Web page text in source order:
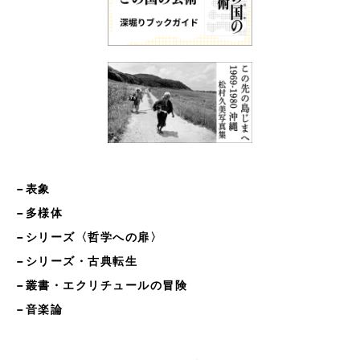
−表象
−多様体
−シリーズ〈哲学への扉〉
−シリーズ・古典転生
−叢書・エクリチュールの冒険
−音楽論